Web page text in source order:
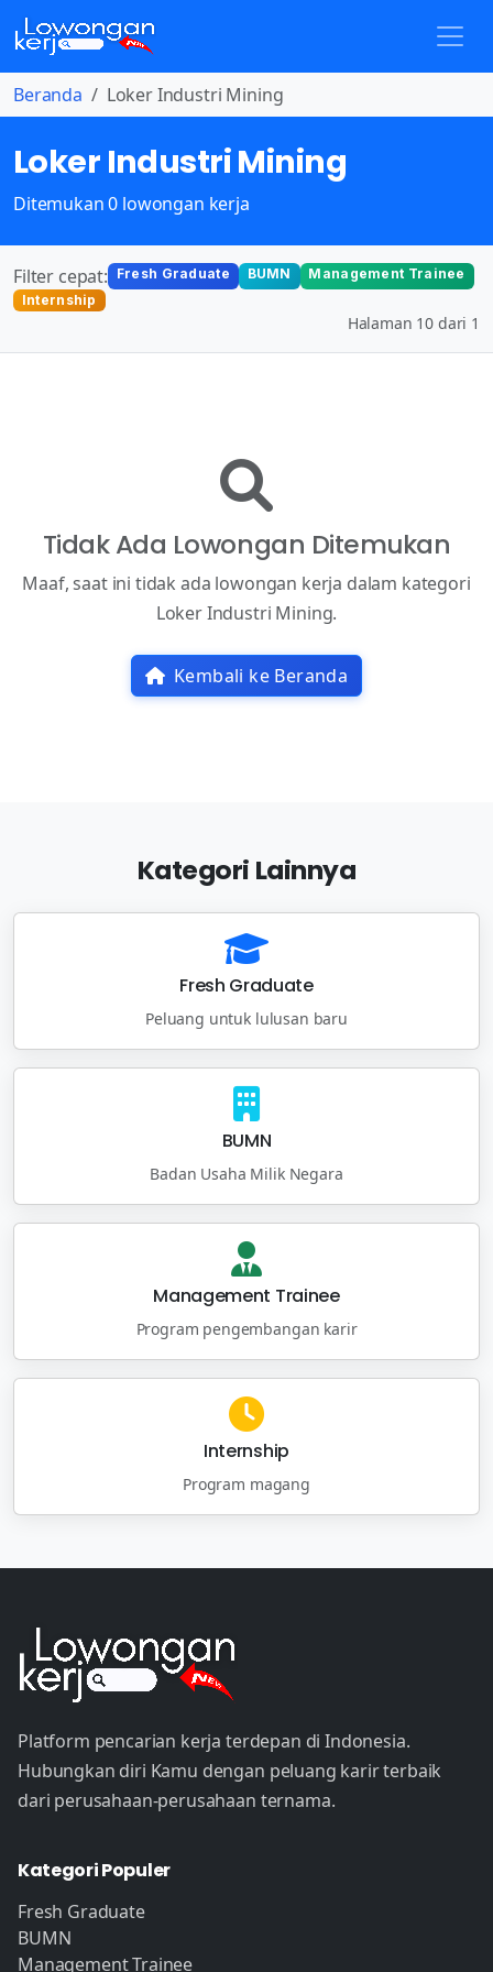
Beranda Loker Industri Mining
Loker Industri Mining
Ditemukan 0 lowongan kerja
Filter cepat: Fresh Graduate BUMN
Management Trainee
Internship
Halaman 10 dari 1
Tidak Ada Lowongan Ditemukan
Maaf, saat ini tidak ada lowongan kerja dalam kategori
Loker Industri Mining.
Kembali ke Beranda
Kategori Lainnya
Fresh Graduate
Peluang untuk lulusan baru
BUMN
Badan Usaha Milik Negara
Management Trainee
Program pengembangan karir
Internship
Program magang
Platform pencarian kerja terdepan di Indonesia.
Hubungkan diri Kamu dengan peluang karir terbaik
dari perusahaan-perusahaan ternama.
Kategori Populer
Fresh Graduate
BUMN
Management Trainee